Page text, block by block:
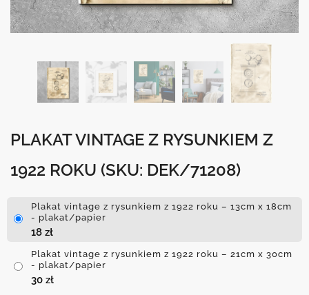
PLAKAT VINTAGE Z RYSUNKIEM Z
1922 ROKU (SKU: DEK/71208)
Plakat vintage z rysunkiem z 1922 roku – 13cm x 18cm
- plakat/papier
18 zł
Plakat vintage z rysunkiem z 1922 roku – 21cm x 30cm
- plakat/papier
30 zł